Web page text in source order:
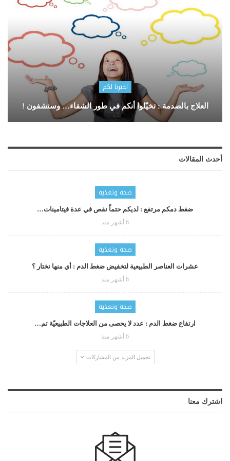
اخترنا لكم
العلاج بالصدمة : تخيّلوا أنكم في طور الشفاء… وستشفون !
أحدث المقالات
صحة وتغذية
ضغط دمكم مرتفع : لديكم حتماّ نقص في عدة فيتامينات…
6 أشهر منذ
صحة وتغذية
عشرات العناصر الطبيعية لتخفيض ضغط الدم : أي منها نختار ؟
6 أشهر منذ
صحة وتغذية
ارتفاع ضغط الدم : عدد لا يحصى من العلاجات الطبيعيّة تم…
6 أشهر منذ
تحميل المزيد من المشاركات
اشترك معنا